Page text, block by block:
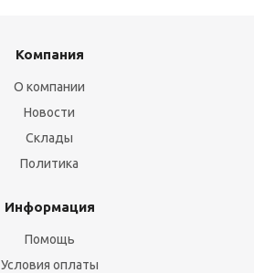
Компания
О компании
Новости
Склады
Политика
Информация
Помощь
Условия оплаты